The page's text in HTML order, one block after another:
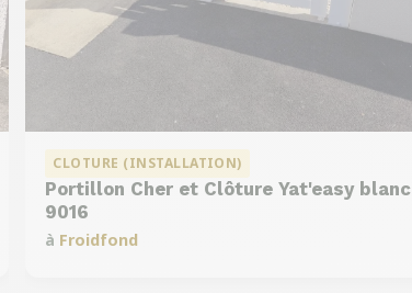
CLOTURE (INSTALLATION)
Portillon Cher et Clôture Yat'easy blanc
9016
à Froidfond